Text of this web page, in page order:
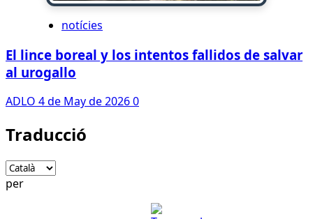
notícies
El lince boreal y los intentos fallidos de salvar
al urogallo
ADLO 4 de May de 20260
Traducció
per